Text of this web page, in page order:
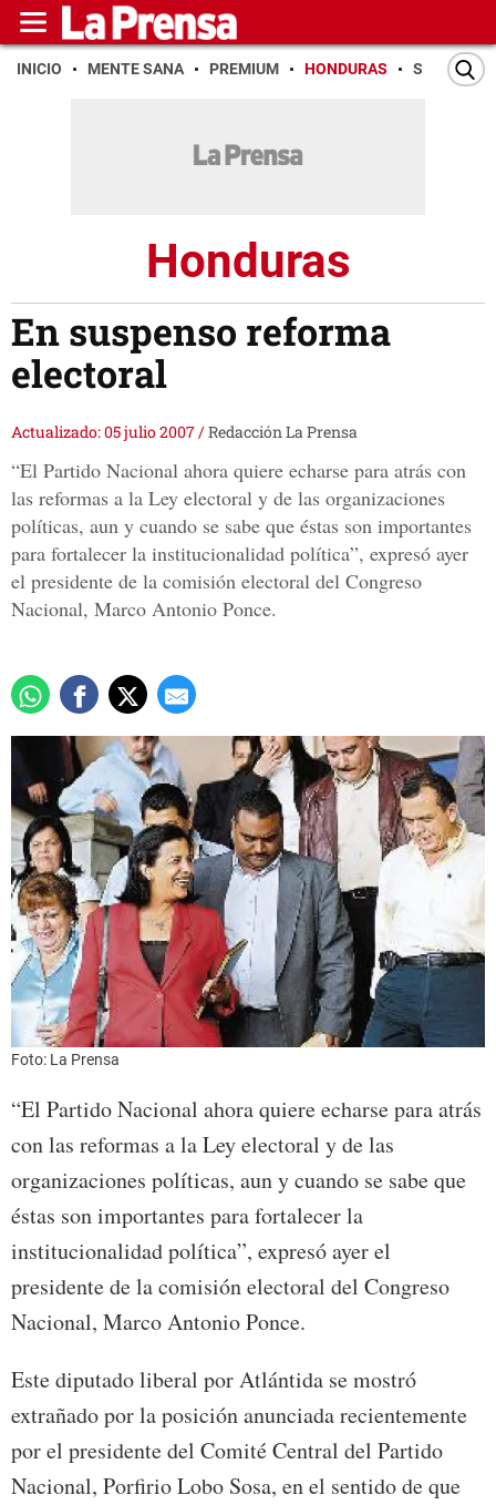
INICIO MENTE SANA PREMIUM HONDURAS SAN PEDRO
Honduras
En suspenso reforma
electoral
Actualizado: 05 julio 2007/Redacción La Prensa
“El Partido Nacional ahora quiere echarse para atrás con
las reformas a la Ley electoral y de las organizaciones
políticas, aun y cuando se sabe que éstas son importantes
para fortalecer la institucionalidad política”, expresó ayer
el presidente de la comisión electoral del Congreso
Nacional, Marco Antonio Ponce.
Foto: La Prensa
“El Partido Nacional ahora quiere echarse para atrás
con las reformas a la Ley electoral y de las
organizaciones políticas, aun y cuando se sabe que
éstas son importantes para fortalecer la
institucionalidad política”, expresó ayer el
presidente de la comisión electoral del Congreso
Nacional, Marco Antonio Ponce.
Este diputado liberal por Atlántida se mostró
extrañado por la posición anunciada recientemente
por el presidente del Comité Central del Partido
Nacional, Porfirio Lobo Sosa, en el sentido de que